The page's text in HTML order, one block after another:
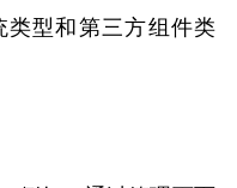
类型和第三方组件类